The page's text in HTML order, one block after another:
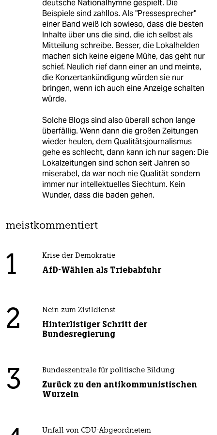
deutsche Nationalhymne gespielt. Die
Beispiele sind zahllos. Als "Pressesprecher"
einer Band weiß ich sowieso, dass die besten
Inhalte über uns die sind, die ich selbst als
Mitteilung schreibe. Besser, die Lokalhelden
machen sich keine eigene Mühe, das geht nur
schief. Neulich rief dann einer an und meinte,
die Konzertankündigung würden sie nur
bringen, wenn ich auch eine Anzeige schalten
würde.
Solche Blogs sind also überall schon lange
überfällig. Wenn dann die großen Zeitungen
wieder heulen, dem Qualitätsjournalismus
gehe es schlecht, dann kann ich nur sagen: Die
Lokalzeitungen sind schon seit Jahren so
miserabel, da war noch nie Qualität sondern
immer nur intellektuelles Siechtum. Kein
Wunder, dass die baden gehen.
meistkommentiert
1 Krise der Demokratie
AfD-Wählen als Triebabfuhr
2 Nein zum Zivildienst
Hinterlistiger Schritt der
Bundesregierung
3 Bundeszentrale für politische Bildung
Zurück zu den antikommunistischen
Wurzeln
Unfall von CDU-Abgeordnetem